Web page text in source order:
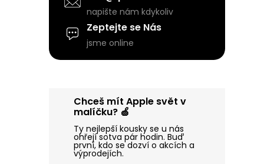
a
napište nám kdykoliv
Zeptejte se Nás
jsme online
Chceš mít Apple svět v
malíčku? 🍏
Ty nejlepší kousky se u nás
ohřejí sotva pár hodin. Buď
první, kdo se dozví o akcích a
výprodejích.